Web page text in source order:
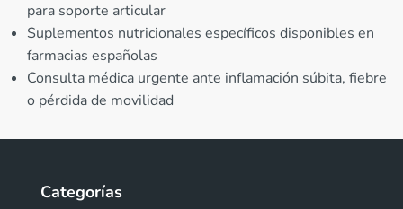
para soporte articular
Suplementos nutricionales específicos disponibles en
farmacias españolas
Consulta médica urgente ante inflamación súbita, fiebre
o pérdida de movilidad
Categorías